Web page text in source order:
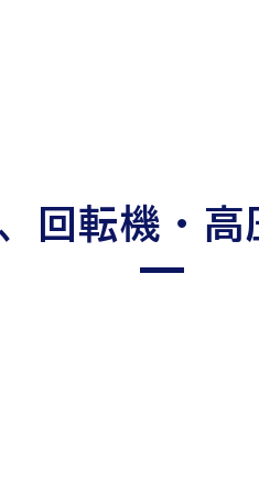
回転機・